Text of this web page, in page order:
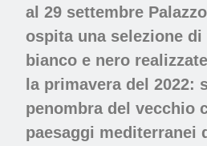
al 29 settembre
ospita una selezione
bianco e nero
la primavera del 2022:
penombra del vecchio
paesaggi mediterranei